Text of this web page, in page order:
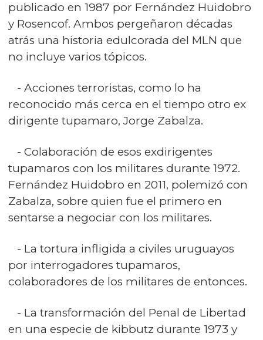
publicado en 1987 por Fernández Huidobro
y Rosencof. Ambos pergeñaron décadas
atrás una historia edulcorada del MLN que
no incluye varios tópicos.
- Acciones terroristas, como lo ha
reconocido más cerca en el tiempo otro ex
dirigente tupamaro, Jorge Zabalza.
- Colaboración de esos exdirigentes
tupamaros con los militares durante 1972.
Fernández Huidobro en 2011, polemizó con
Zabalza, sobre quien fue el primero en
sentarse a negociar con los militares.
- La tortura infligida a civiles uruguayos
por interrogadores tupamaros,
colaboradores de los militares de entonces.
- La transformación del Penal de Libertad
en una especie de kibbutz durante 1973 y